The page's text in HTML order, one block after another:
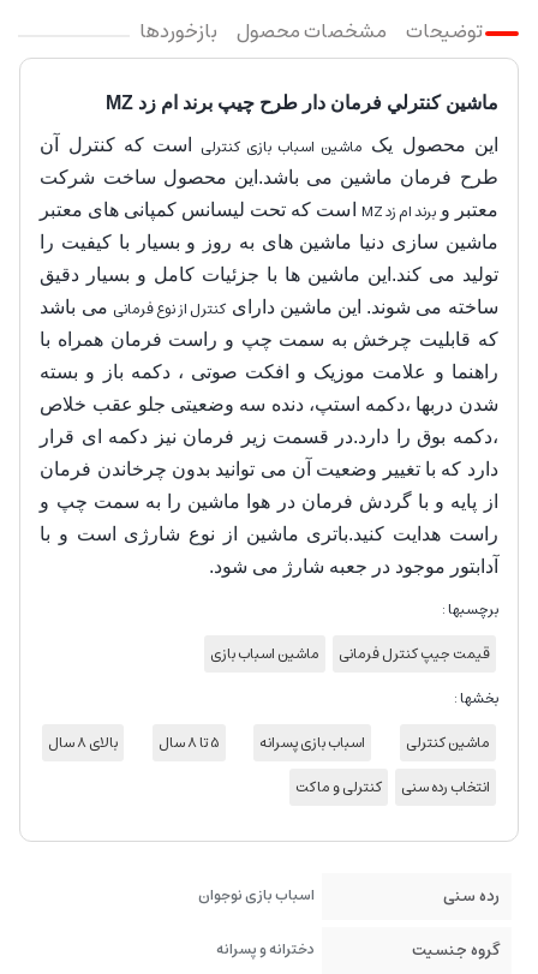
توضیحات مشخصات محصول بازخوردها
ماشين کنترلي فرمان دار طرح چیپ برند ام زد MZ
این محصول یک ماشین اسباب بازی کنترلی است که کنترل آن
طرح فرمان ماشین می باشد.این محصول ساخت شرکت
معتبر وبرند ام زد MZ
است که تحت لیسانس کمپانی های معتبر
ماشین سازی دنیا ماشین های به روز و بسیار با کیفیت را
تولید می کند.این ماشین ها با جزئیات کامل و بسیار دقیق
ساخته می شوند. این ماشین دارای کنترل از نوع فرمانی می باشد
که قابلیت چرخش به سمت چپ و راست فرمان همراه با
راهنما و علامت موزیک و افکت صوتی ، دکمه باز و بسته
شدن دربها ،دکمه استپ، دنده سه وضعیتی جلو عقب خلاص
،دکمه بوق را دارد.در قسمت زیر فرمان نیز دکمه ای قرار
دارد که با تغییر وضعیت آن می توانید بدون چرخاندن فرمان
از پایه و با گردش فرمان در هوا ماشین را به سمت چپ و
راست هدایت کنید.باتری ماشین از نوع شارژی است و با
آدابتور موجود در جعبه شارژ می شود.
برچسبها :
قیمت جیپ کنترل فرمانی
ماشین اسباب بازی
بخشها :
ماشین کنترلی
اسباب بازی پسرانه 5 تا 8 سال
بالای 8 سال
انتخاب رده سنی
کنترلی و ماکت
رده سنی اسباب بازی نوجوان
گروه جنسیت دخترانه و پسرانه